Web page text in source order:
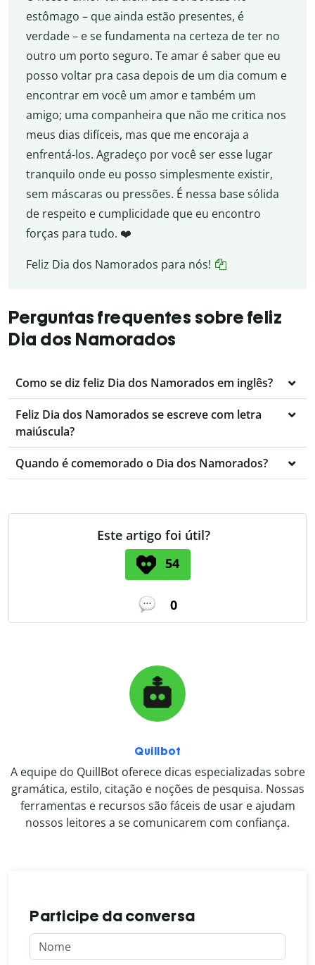
estômago – que ainda estão presentes, é
verdade – e se fundamenta na certeza de ter no
outro um porto seguro. Te amar é saber que eu
posso voltar pra casa depois de um dia comum e
encontrar em você um amor e também um
amigo; uma companheira que não me critica nos
meus dias difíceis, mas que me encoraja a
enfrentá-los. Agradeço por você ser esse lugar
tranquilo onde eu posso simplesmente existir,
sem máscaras ou pressões. É nessa base sólida
de respeito e cumplicidade que eu encontro
forças para tudo. ❤️
Feliz Dia dos Namorados para nós!
Perguntas frequentes sobre feliz
Dia dos Namorados
Como se diz feliz Dia dos Namorados em inglês?
Feliz Dia dos Namorados se escreve com letra
maiúscula?
Quando é comemorado o Dia dos Namorados?
Este artigo foi útil?
54
0
Quillbot
A equipe do QuillBot oferece dicas especializadas sobre
gramática, estilo, citação e noções de pesquisa. Nossas
ferramentas e recursos são fáceis de usar e ajudam
nossos leitores a se comunicarem com confiança.
Participe da conversa